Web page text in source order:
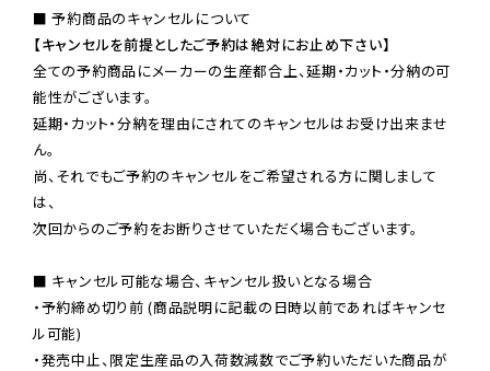
【キャンセルを前提としたご予約は絶対にお止め下さい】
全ての予約商品にメーカーの生産都合上、延期・カット・分納の可
能性がございます。
延期・カット・分納を理由にされてのキャンセルはお受け出来ませ
ん。
尚、それでもご予約のキャンセルをご希望される方に関しまして
は、
次回からのご予約をお断りさせていただく場合もございます。
■ キャンセル可能な場合、キャンセル扱いとなる場合
・予約締め切り前 (商品説明に記載の日時以前であればキャンセ
ル可能)
・発売中止、限定生産品の入荷数減数でご予約いただいた商品が